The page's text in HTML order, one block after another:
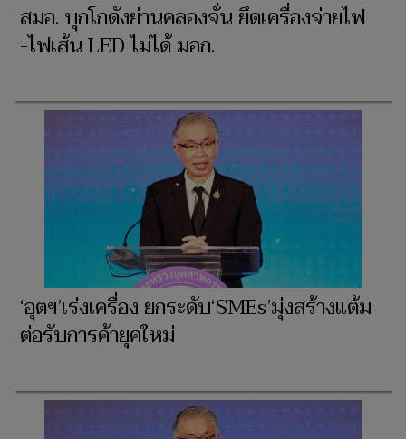
สมอ. บุกโกดังย่านคลองจั่น ยึดเครื่องจ่ายไฟ
-ไฟเส้น LED ไม่ได้ มอก.
‘อุตฯ’เร่งเครื่อง ยกระดับ‘SMEs’มุ่งสร้างแต้ม
ต่อรับการค้ายุคใหม่